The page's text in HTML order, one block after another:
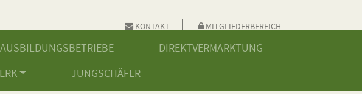
KONTAKT MITGLIEDERBEREICH
AUSBILDUNGSBETRIEBE
DIREKTVERMARKTUNG
JUNGSCHÄFER